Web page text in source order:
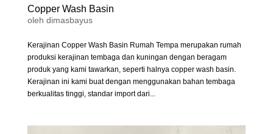
Copper Wash Basin
oleh dimasbayus
Kerajinan Copper Wash Basin Rumah Tempa merupakan rumah
produksi kerajinan tembaga dan kuningan dengan beragam
produk yang kami tawarkan, seperti halnya copper wash basin.
Kerajinan ini kami buat dengan menggunakan bahan tembaga
berkualitas tinggi, standar import dari...